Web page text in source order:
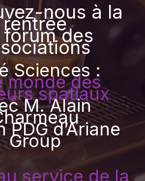
nous à la
rentrée
forum des
Sciences :
monde des
spatiaux
M. Alain
PDG d’Ariane
Group
service de la